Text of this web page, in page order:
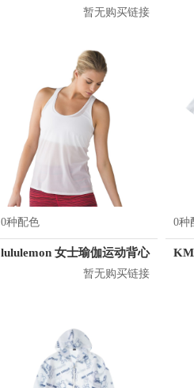
暂无购买链接
0种配色
lululemon 女士瑜伽运动背心
暂无购买链接
0种